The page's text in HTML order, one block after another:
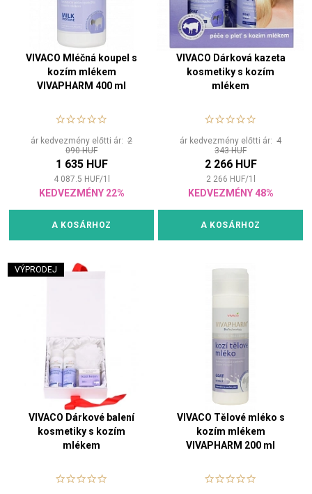
VIVACO Mléčná koupel s
kozím mlékem
VIVAPHARM 400 ml
ár kedvezmény előtti ár: 2
090 HUF
1 635 HUF
4 087.5 HUF/1
KEDVEZMÉNY 22%
A KOSÁRHOZ
VIVACO Dárková kazeta
kosmetiky s kozím
mlékem
ár kedvezmény előtti ár: 4
343 HUF
2 266 HUF
2 266 HUF/1
KEDVEZMÉNY 48%
A KOSÁRHOZ
VÝPRODEJ
VIVACO Dárkové balení
kosmetiky s kozím
mlékem
VIVACO Tělové mléko s
kozím mlékem
VIVAPHARM 200 ml